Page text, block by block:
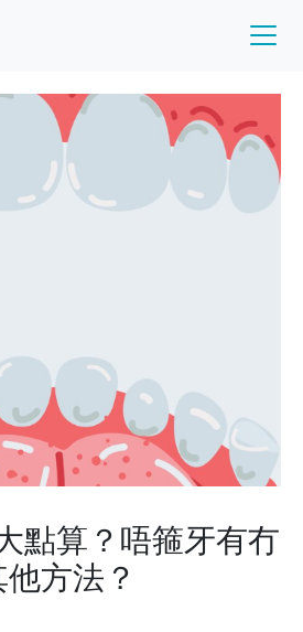
點算？唔箍牙有冇
他方法？